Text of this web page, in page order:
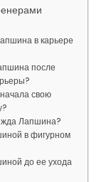
в карьере
после
свою
Лапшина?
в фигурном
до ее ухода